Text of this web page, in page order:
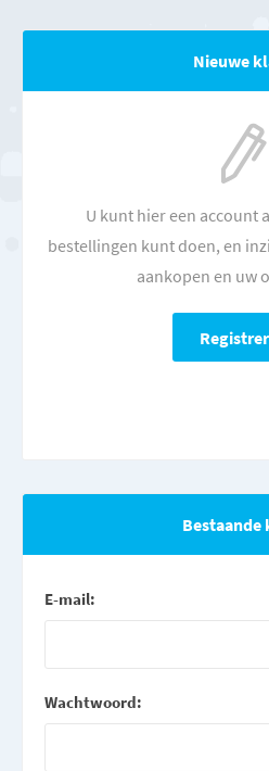
Nieuwe
U kunt hier een account
bestellingen kunt doen, en
aankopen en uw
Bestaande
E-mail:
Wachtwoord: